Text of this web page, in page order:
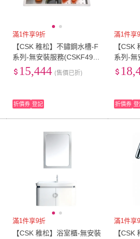
滿1件享9折
【CSK 稚松】不鏽鋼水槽-F
系列-無安裝服務(CSKF494
6) 15,444 (售價已折)
折價券 登記
滿1件享
【CSK
系列-無
6)
折價券 登
滿1件享9折
【CSK 稚松】浴室櫃-無安裝
滿1件享
【CSK